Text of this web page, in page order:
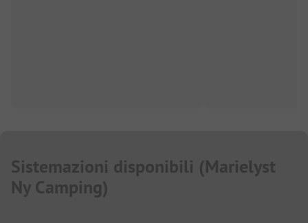
Sistemazioni disponibili (Marielyst
Ny Camping)